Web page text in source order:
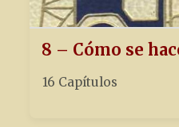
8 – Cómo se
16 Capítulos